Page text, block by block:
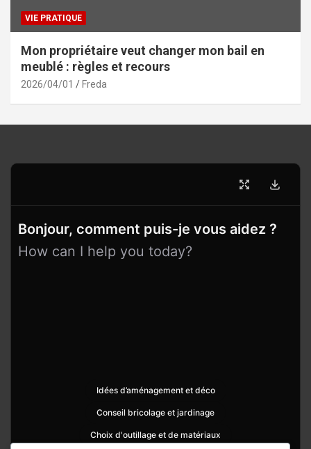
VIE PRATIQUE
Mon propriétaire veut changer mon bail en
meublé : règles et recours
2026/04/01 Freda
Bonjour, comment puis-je vous aidez ?
How can I help you today?
Idées d’aménagement et déco
Conseil bricolage et jardinage
Choix d'outillage et de matériaux